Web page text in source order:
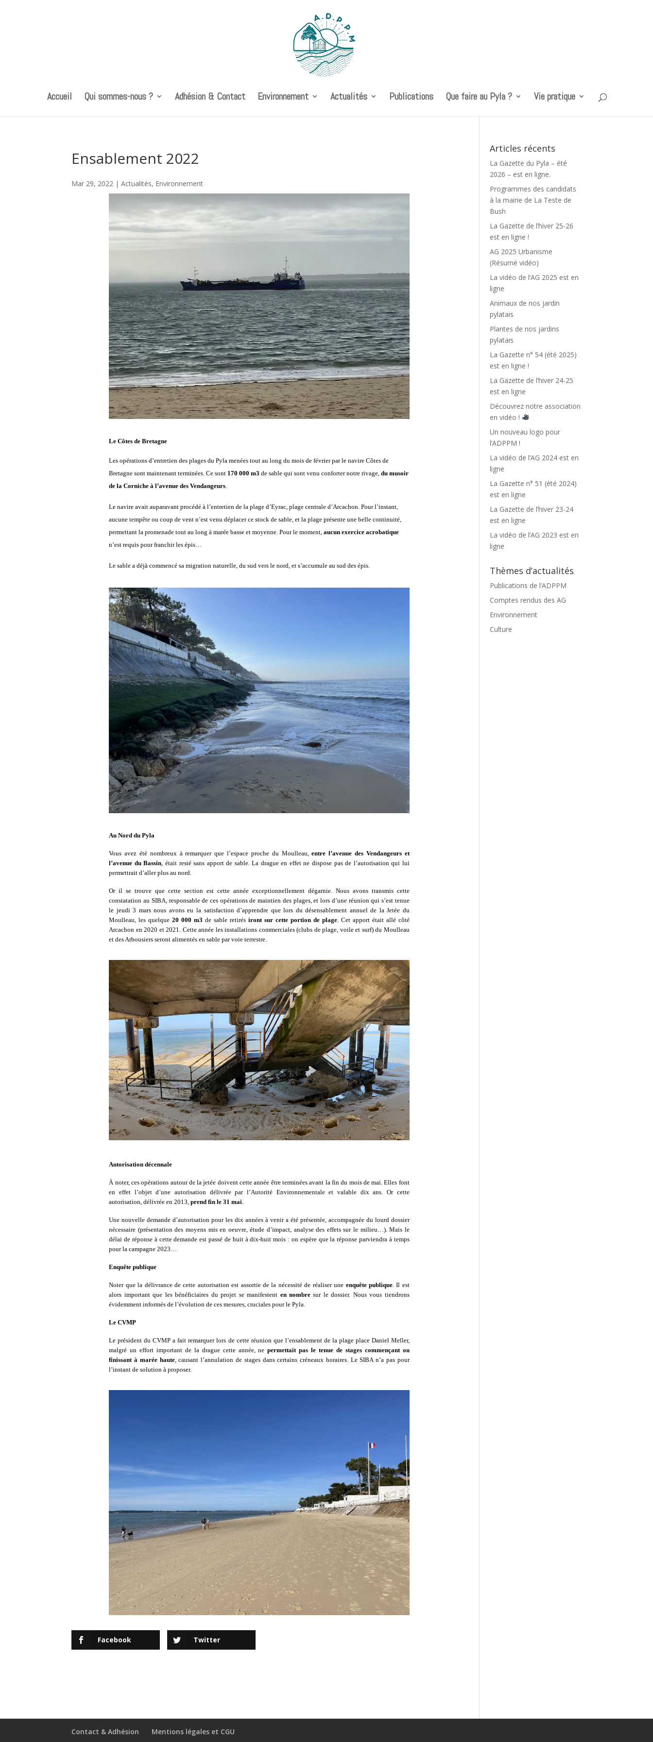
Accueil Qui sommes-nous ? Adhésion & Contact Environnement Actualités Publications Que faire au Pyla ? Vie pratique
Ensablement 2022
Mar 29, 2022 | Actualités, Environnement
Le Côtes de Bretagne
Les opérations d’entretien des plages du Pyla menées tout au long du mois de février par le navire Côtes de
Bretagne sont maintenant terminées. Ce sont 170 000 m3 de sable qui sont venu conforter notre rivage,du musoir
de la Corniche à l’avenue des Vendangeurs
Le navire avait auparavant procédé à l’entretien de la plage d’Eyrac, plage centrale d’Arcachon. Pour l’instant,
aucune tempête ou coup de vent n’est venu déplacer ce stock de sable, et la plage présente une belle continuité,
permettant la promenade tout au long à marée basse et moyenne. Pour le moment,aucun exercice acrobatique
n’est requis pour franchir les épis…
Le sable a déjà commencé sa migration naturelle, du sud vers le nord, et s’accumule au sud des épis.
Au Nord du Pyla
Vous avez été nombreux à remarquer que l’espace proche du Moulleau,entre l’avenue des Vendangeurs et
l’avenue du Bassin , était resté sans apport de sable. La drague en effet ne dispose pas de l’autorisation qui lui
permettrait d’aller plus au nord.
Or il se trouve que cette section est cette année exceptionnellement dégarnie. Nous avons transmis cette
constatation au SIBA, responsable de ces opérations de maintien des plages, et lors d’une réunion qui s’est tenue
le jeudi 3 mars nous avons eu la satisfaction d’apprendre que lors du désensablement annuel de la Jetée du
Moulleau, les quelque20 000 m3 de sable retirésiront sur cette portion de plage. Cet apport était allé côté
Arcachon en 2020 et 2021. Cette année les installations commerciales (clubs de plage, voile et surf) du Moulleau
et des Arbousiers seront alimentés en sable par voie terrestre.
Autorisation décennale
À noter, ces opérations autour de la jetée doivent cette année être terminées avant la fin du mois de mai. Elles font
en effet l’objet d’une autorisation délivrée par l’Autorité Environnementale et valable dix ans. Or cette
autorisation, délivrée en 2013,prend fin le 31 mai
Une nouvelle demande d’autorisation pour les dix années à venir a été présentée, accompagnée du lourd dossier
nécessaire (présentation des moyens mis en oeuvre, étude d’impact, analyse des effets sur le milieu…). Mais le
délai de réponse à cette demande est passé de huit à dix-huit mois : on espère que la réponse parviendra à temps
pour la campagne 2023…
Enquête publique
Noter que la délivrance de cette autorisation est assortie de la nécessité de réaliser une enquête publique. Il est
alors important que les bénéficiaires du projet se manifestent en nombresur le dossier. Nous vous tiendrons
évidemment informés de l’évolution de ces mesures, cruciales pour le Pyla.
Le CVMP
Le président du CVMP a fait remarquer lors de cette réunion que l’ensablement de la plage place Daniel Meller,
malgré un effort important de la drague cette année, nepermettait pas le tenue de stages commençant ou
finissant à marée haute, causant l’annulation de stages dans certains créneaux horaires. Le SIBA n’a pas pour
l’instant de solution à proposer.
Facebook Twitter
Articles récents
La Gazette du Pyla – été
2026 – est en ligne.
Programmes des candidats
à la mairie de La Teste de
Bush
La Gazette de l’hiver 25-26
est en ligne !
AG 2025 Urbanisme
(Résumé vidéo)
La vidéo de l’AG 2025 est en
ligne
Animaux de nos jardin
pylatais
Plantes de nos jardins
pylatais
La Gazette n° 54 (été 2025)
est en ligne !
La Gazette de l’hiver 24-25
est en ligne
Découvrez notre association
en vidéo !
Un nouveau logo pour
l’ADPPM !
La vidéo de l’AG 2024 est en
ligne
La Gazette n° 51 (été 2024)
est en ligne
La Gazette de l’hiver 23-24
est en ligne
La vidéo de l’AG 2023 est en
ligne
Thèmes d’actualités
Publications de l’ADPPM
Comptes rendus des AG
Environnement
Culture
Contact & Adhésion Mentions légales et CGU